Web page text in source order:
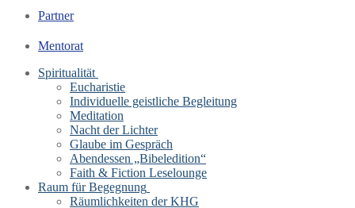
Partner
Mentorat
Spiritualität
Eucharistie
Individuelle geistliche Begleitung
Meditation
Nacht der Lichter
Glaube im Gespräch
Abendessen „Bibeledition“
Faith & Fiction Leselounge
Raum für Begegnung
Räumlichkeiten der KHG